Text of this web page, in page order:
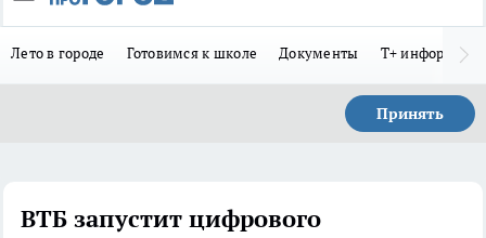
Лето в городе Готовимся к школе Документы Т+
Принять
ВТБ запустит цифрового